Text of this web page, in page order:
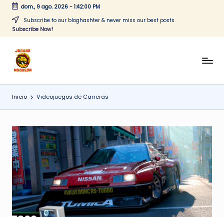
Saltar
dom., 9 ago. 2026- 1:42:00 PM
Subscribe to our bloghashter & never miss our best posts.
Subscribe Now!
J
a
g
a
r
N
o
g
CONTENIDO
Inicio Videojuegos de Carreras